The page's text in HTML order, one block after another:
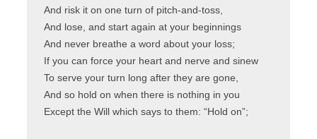
And risk it on one turn of pitch-and-toss,
And lose, and start again at your beginnings
And never breathe a word about your loss;
If you can force your heart and nerve and sinew
To serve your turn long after they are gone,
And so hold on when there is nothing in you
Except the Will which says to them: “Hold on”;